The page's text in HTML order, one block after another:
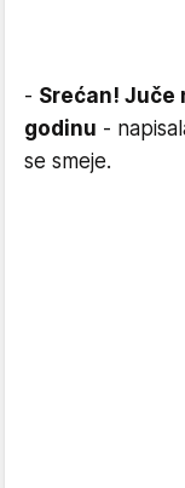
- Srećan! Juče
godinu -
se smeje.